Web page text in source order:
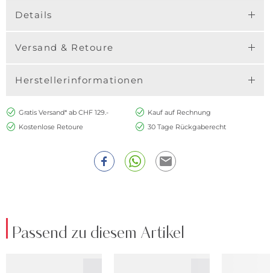
Details
Versand & Retoure
Herstellerinformationen
Gratis Versand* ab CHF 129.-
Kauf auf Rechnung
Kostenlose Retoure
30 Tage Rückgaberecht
Passend zu diesem Artikel